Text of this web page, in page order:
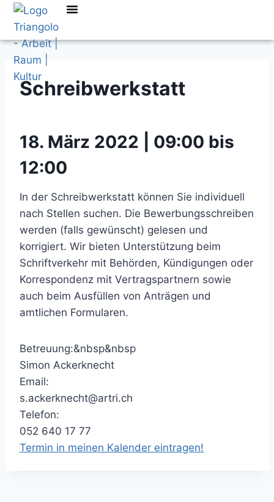
Schreibwerkstatt
18. März 2022 | 09:00 bis
12:00
In der Schreibwerkstatt können Sie individuell
nach Stellen suchen. Die Bewerbungsschreiben
werden (falls gewünscht) gelesen und
korrigiert. Wir bieten Unterstützung beim
Schriftverkehr mit Behörden, Kündigungen oder
Korrespondenz mit Vertragspartnern sowie
auch beim Ausfüllen von Anträgen und
amtlichen Formularen.
Betreuung:&nbsp&nbsp
Simon Ackerknecht
Email:
s.ackerknecht@artri.ch
Telefon:
052 640 17 77
Termin in meinen Kalender eintragen!